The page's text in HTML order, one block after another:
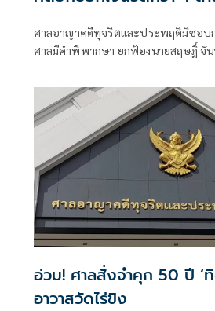
ศาลอาญาคดีทุจริตและประพฤติมิชอบก
ศาลมีคำพิพากษา ยกฟ้องนายสฤษฏิ์ จั
นครสวรรค์ เเละเจ้าอาวาสวัดนครสวร
เป็นจำเลยที่ 1-2 ในคดียักยอกเงินวัดนคร
อ่วม! ศาลสั่งจำคุก 50 ปี ‘
อาวาสวัดไร่ขิง